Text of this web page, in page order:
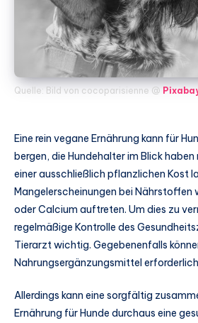
Quelle: Bild von cocoparisienne @
Eine rein vegane Ernährung kann für
bergen, die Hundehalter im Blick haben
einer ausschließlich pflanzlichen Kost
Mangelerscheinungen bei Nährstoffen
oder Calcium auftreten. Um dies zu
regelmäßige Kontrolle des
Tierarzt wichtig. Gegebenenfalls
Nahrungsergänzungsmittel erforderlich
Allerdings kann eine sorgfältig
Ernährung für Hunde durchaus eine